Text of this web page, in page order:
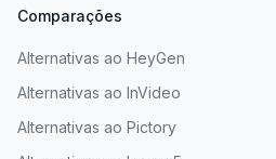
Comparações
Alternativas ao HeyGen
Alternativas ao InVideo
Alternativas ao Pictory